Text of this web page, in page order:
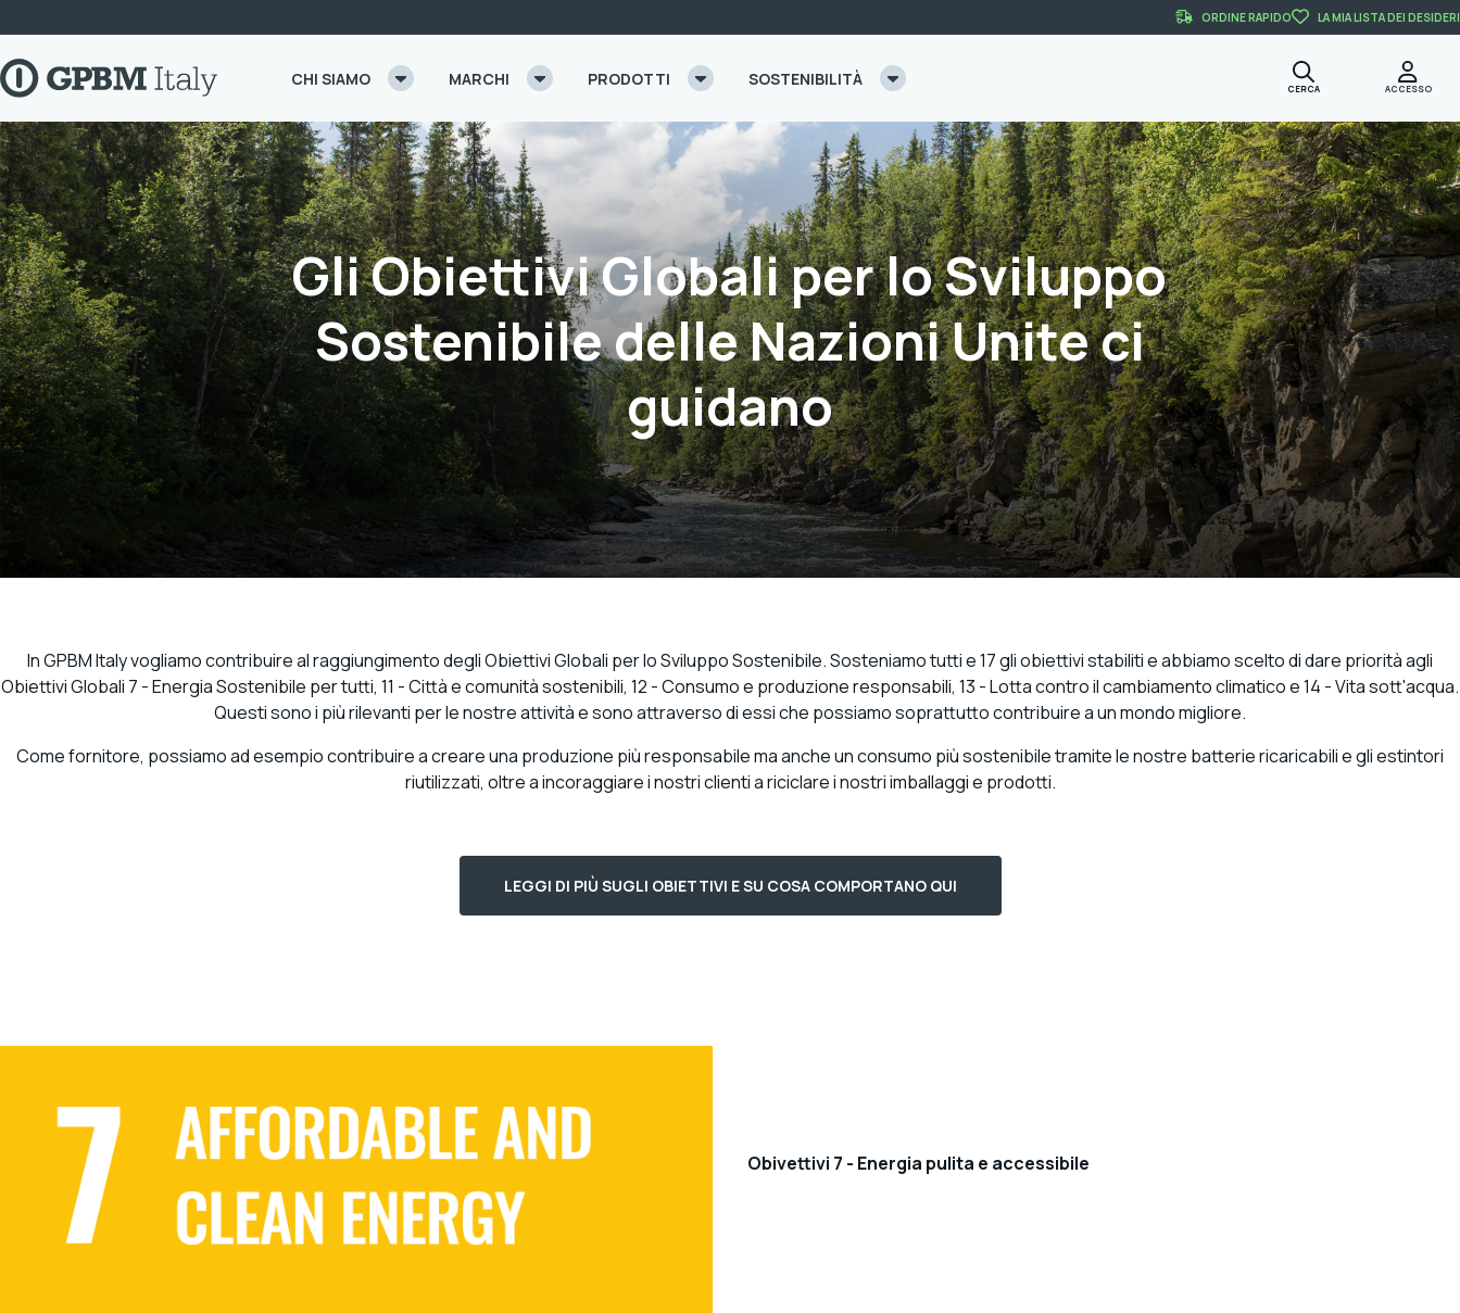
ORDINE RAPIDO LA MIA LISTA DEI DESIDERI
CHI SIAMO MARCHI PRODOTTI SOSTENIBILITÀ CERCA ACCESSO
Gli Obiettivi Globali per lo Sviluppo
Sostenibile delle Nazioni Unite ci
guidano
In GPBM Italy vogliamo contribuire al raggiungimento degli Obiettivi Globali per lo Sviluppo Sostenibile. Sosteniamo tutti e 17 gli obiettivi stabiliti e abbiamo scelto di dare priorità agli
Obiettivi Globali 7 - Energia Sostenibile per tutti, 11 - Città e comunità sostenibili, 12 - Consumo e produzione responsabili, 13 - Lotta contro il cambiamento climatico e 14 - Vita sott'acqua.
Questi sono i più rilevanti per le nostre attività e sono attraverso di essi che possiamo soprattutto contribuire a un mondo migliore.
Come fornitore, possiamo ad esempio contribuire a creare una produzione più responsabile ma anche un consumo più sostenibile tramite le nostre batterie ricaricabili e gli estintori
riutilizzati, oltre a incoraggiare i nostri clienti a riciclare i nostri imballaggi e prodotti.
LEGGI DI PIÙ SUGLI OBIETTIVI E SU COSA COMPORTANO QUI
Obivettivi 7 - Energia pulita e accessibile